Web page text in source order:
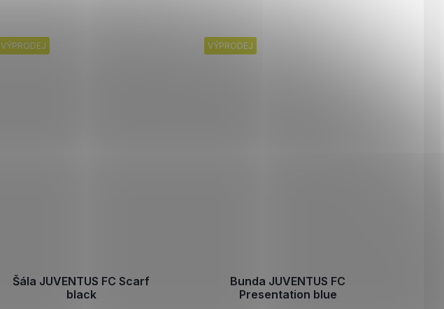
VÝPRODEJ
Šála JUVENTUS FC Scarf
black
VÝPRODEJ
Bunda JUVENTUS FC
Presentation blue